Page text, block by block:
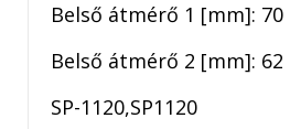
Belső átmérő 1 [mm]: 70
Belső átmérő 2 [mm]: 62
SP-1120,SP1120